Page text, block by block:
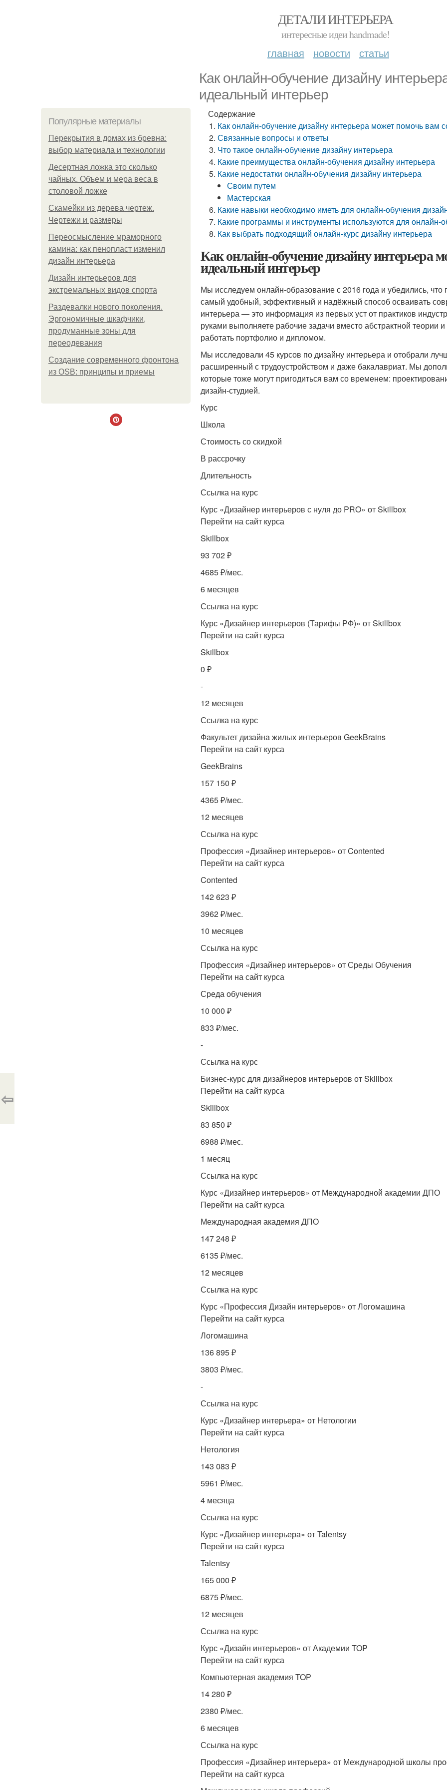
ДЕТАЛИ ИНТЕРЬЕРА
интересные идеи handmade!
главная новости статьи
Как онлайн-обучение дизайну
идеальный интерьер
Популярные материалы
Перекрытия в домах из бревна:
выбор материала и технологии
Десертная ложка это сколько
чайных. Объем и мера веса в
столовой ложке
Скамейки из дерева чертеж.
Чертежи и размеры
Переосмысление мраморного
камина: как пенопласт изменил
дизайн интерьера
Дизайн интерьеров для
экстремальных видов спорта
Раздевалки нового поколения.
Эргономичные шкафчики,
продуманные зоны для
переодевания
Создание современного фронтона
из OSB: принципы и приемы
Содержание
Как онлайн-обучение дизайну интерьера может помочь вам
Связанные вопросы и ответы
Что такое онлайн-обучение дизайну интерьера
Какие преимущества онлайн-обучения дизайну интерьера
Какие недостатки онлайн-обучения дизайну интерьера
Своим путем
Мастерская
Какие навыки необходимо иметь для онлайн-обучения
Какие программы и инструменты используются для онлайн-
Как выбрать подходящий онлайн-курс дизайну интерьера
Как онлайн-обучение дизайну интерьера
идеальный интерьер
Мы исследуем онлайн-образование с 2016 года и убедились,
самый удобный, эффективный и надёжный способ осваивать
интерьера — это информация из первых уст от практиков
руками выполняете рабочие задачи вместо абстрактной теории
работать портфолио и дипломом.
Мы исследовали 45 курсов по дизайну интерьера и отобрали
расширенный с трудоустройством и даже бакалавриат. Мы
которые тоже могут пригодиться вам со временем:
дизайн-студией.
Курс
Школа
Стоимость со скидкой
В рассрочку
Длительность
Ссылка на курс
Курс «Дизайнер интерьеров с нуля до PRO» от Skillbox
Перейти на сайт курса
Skillbox
93 702 ₽
4685 ₽/мес.
6 месяцев
Ссылка на курс
Курс «Дизайнер интерьеров (Тарифы РФ)» от Skillbox
Перейти на сайт курса
Skillbox
0 ₽
-
12 месяцев
Ссылка на курс
Факультет дизайна жилых интерьеров GeekBrains
Перейти на сайт курса
GeekBrains
157 150 ₽
4365 ₽/мес.
12 месяцев
Ссылка на курс
Профессия «Дизайнер интерьеров» от Contented
Перейти на сайт курса
Contented
142 623 ₽
3962 ₽/мес.
10 месяцев
Ссылка на курс
Профессия «Дизайнер интерьеров» от Среды Обучения
Перейти на сайт курса
Среда обучения
10 000 ₽
833 ₽/мес.
-
Ссылка на курс
Бизнес-курс для дизайнеров интерьеров от Skillbox
Перейти на сайт курса
Skillbox
83 850 ₽
6988 ₽/мес.
1 месяц
Ссылка на курс
Курс «Дизайнер интерьеров» от Международной академии ДПО
Перейти на сайт курса
Международная академия ДПО
147 248 ₽
6135 ₽/мес.
12 месяцев
Ссылка на курс
Курс «Профессия Дизайн интерьеров» от Логомашина
Перейти на сайт курса
Логомашина
136 895 ₽
3803 ₽/мес.
-
Ссылка на курс
Курс «Дизайнер интерьера» от Нетологии
Перейти на сайт курса
Нетология
143 083 ₽
5961 ₽/мес.
4 месяца
Ссылка на курс
Курс «Дизайнер интерьера» от Talentsy
Перейти на сайт курса
Talentsy
165 000 ₽
6875 ₽/мес.
12 месяцев
Ссылка на курс
Курс «Дизайн интерьеров» от Академии TOP
Перейти на сайт курса
Компьютерная академия TOP
14 280 ₽
2380 ₽/мес.
6 месяцев
Ссылка на курс
Профессия «Дизайнер интерьера» от Международной школы
Перейти на сайт курса
⇦